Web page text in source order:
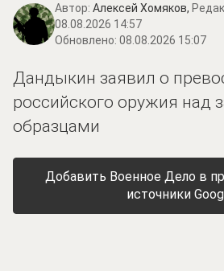
Автор: Алексей Хомяков,
08.08.2026 14:57
Обновлено: 08.08.2026 15:07
Дандыкин заявил о
российского оружия над
образцами
Добавить Военное Дело в
источники